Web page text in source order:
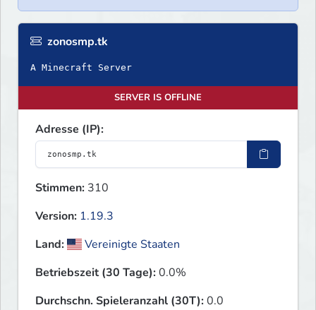
zonosmp.tk
A Minecraft Server
SERVER IS OFFLINE
Adresse (IP):
Stimmen: 310
Version: 1.19.3
Land:
Vereinigte Staaten
Betriebszeit (30 Tage):0.0%
Durchschn. Spieleranzahl (30T):0.0